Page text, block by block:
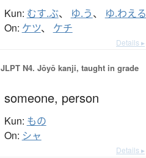
Kun: むす.ぶ、 ゆ.う、 ゆ.わえる
On: ケツ、 ケチ
Details ▸
JLPT N4. Jōyō kanji, taught in grade
someone, person
Kun: もの
On: シャ
Details ▸